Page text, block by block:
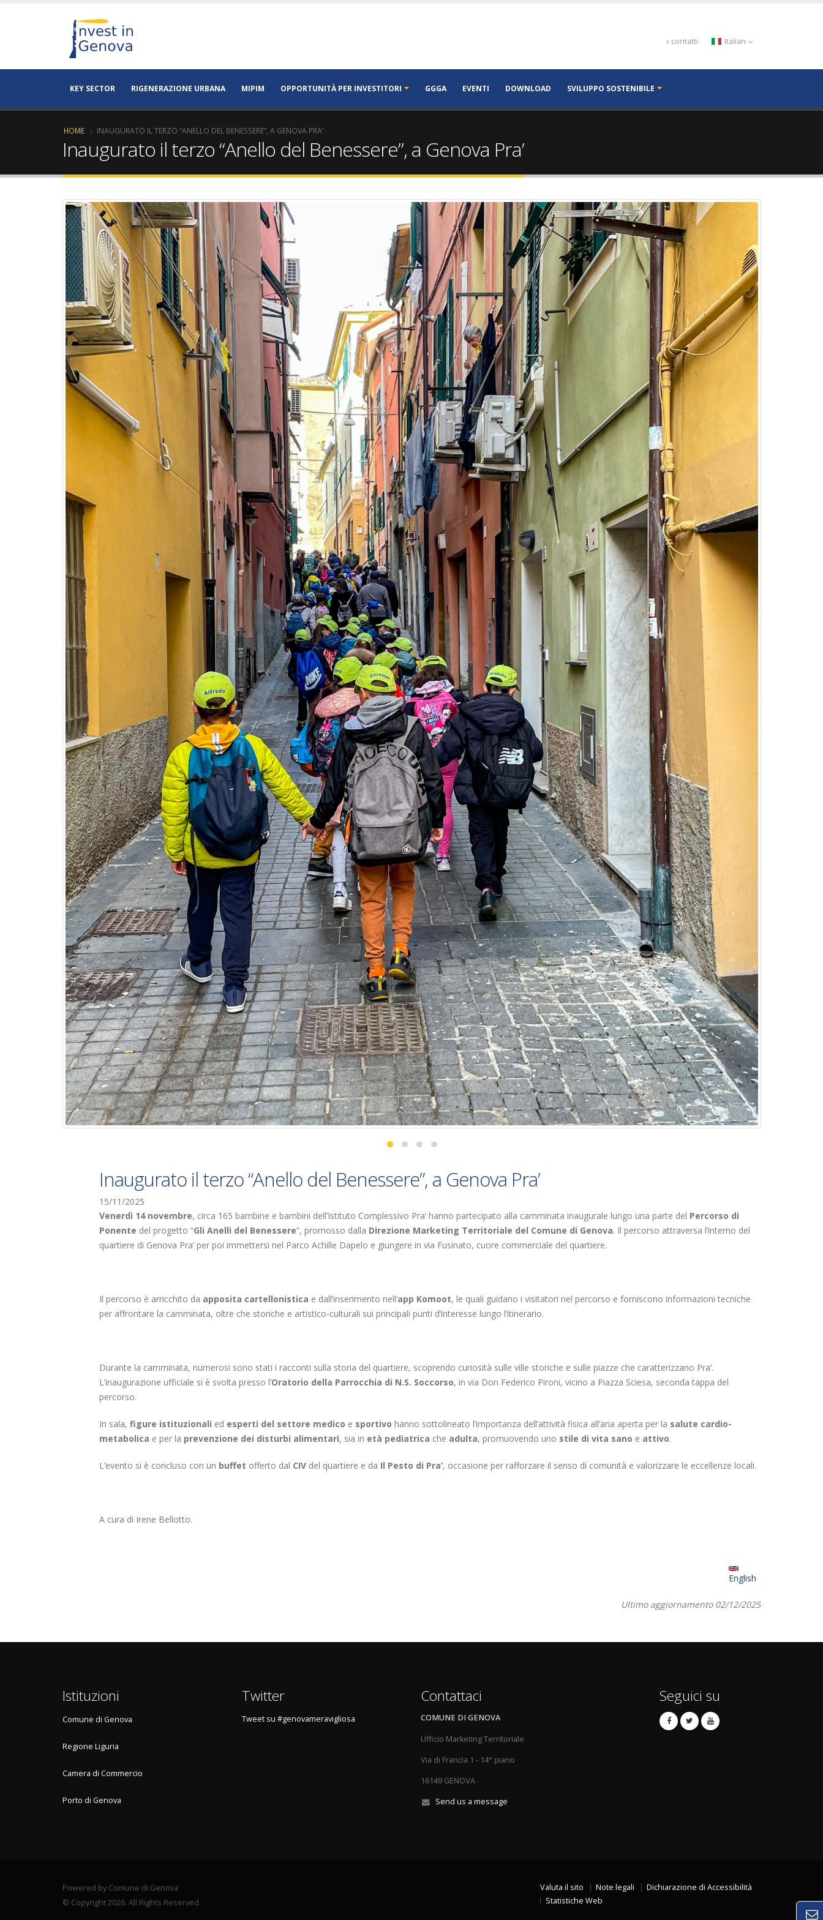
contatti Italian
KEY SECTOR RIGENERAZIONE URBANA MIPIM OPPORTUNITÀ PER INVESTITORI GGGA EVENTI DOWNLOAD SVILUPPO SOSTENIBILE
HOME INAUGURATO IL TERZO “ANELLO DEL BENESSERE”, A GENOVA PRA’
Inaugurato il terzo “Anello del Benessere”, a Genova Pra’
Inaugurato il terzo “Anello del Benessere”, a Genova Pra’
15/11/2025
Venerdì 14 novembre, circa 165 bambine e bambini dell’Istituto Complessivo Pra’ hanno partecipato alla camminata inaugurale lungo una parte del Percorso di
Ponente del progetto “Gli Anelli del Benessere”, promosso dalla Direzione Marketing Territoriale del Comune di Genova. Il percorso attraversa l’interno del
quartiere di Genova Pra’ per poi immettersi nel Parco Achille Dapelo e giungere in via Fusinato, cuore commerciale del quartiere.
Il percorso è arricchito da apposita cartellonistica e dall’inserimento nell’app Komoot, le quali guidano i visitatori nel percorso e forniscono informazioni tecniche
per affrontare la camminata, oltre che storiche e artistico-culturali sui principali punti d’interesse lungo l’itinerario.
Durante la camminata, numerosi sono stati i racconti sulla storia del quartiere, scoprendo curiosità sulle ville storiche e sulle piazze che caratterizzano Pra’.
L’inaugurazione ufficiale si è svolta presso l’Oratorio della Parrocchia di N.S. Soccorso, in via Don Federico Pironi, vicino a Piazza Sciesa, seconda tappa del
percorso.
In sala, figure istituzionali ed esperti del settore medico e sportivo hanno sottolineato l’importanza dell’attività fisica all’aria aperta per la salute cardio-
metabolica e per la prevenzione dei disturbi alimentari, sia in età pediatrica che adulta, promuovendo uno stile di vita sano e attivo.
L’evento si è concluso con un buffet offerto dal CIV del quartiere e da Il Pesto di Pra’, occasione per rafforzare il senso di comunità e valorizzare le eccellenze locali.
A cura di Irene Bellotto.
English
Ultimo aggiornamento 02/12/2025
Istituzioni
Comune di Genova
Regione Liguria
Camera di Commercio
Porto di Genova
Twitter
Tweet su #genovameravigliosa
Contattaci
COMUNE DI GENOVA
Ufficio Marketing Territoriale
Via di Francia 1 - 14° piano
16149 GENOVA
Send us a message
Seguici su
Powered by Comune di Genova
© Copyright 2026. All Rights Reserved.
Valuta il sito Note legali
Dichiarazione di Accessibilità
Statistiche Web